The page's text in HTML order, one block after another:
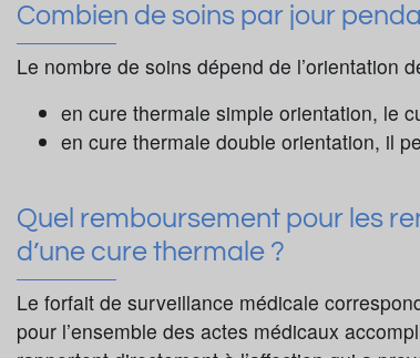
Combien de soins par jour
Le nombre de soins dépend de l’orientation
en cure thermale simple orientation, le
en cure thermale double orientation, il
Quel remboursement pour les
d’une cure thermale ?
Le forfait de surveillance médicale
pour l’ensemble des actes médicaux